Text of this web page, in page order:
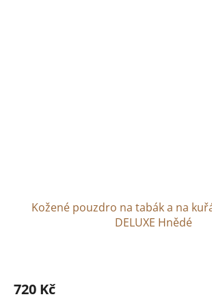
Kožené pouzdro na tabák a na
DELUXE Hnědé
720 Kč